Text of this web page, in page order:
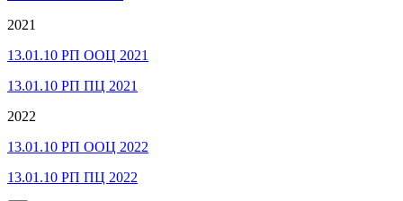
2021
13.01.10 РП ООЦ 2021
13.01.10 РП ПЦ 2021
2022
13.01.10 РП ООЦ 2022
13.01.10 РП ПЦ 2022